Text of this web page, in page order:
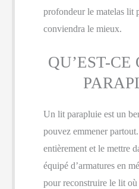
profondeur le matelas lit
conviendra le mieux.
QU’EST-
Un lit parapluie est un
pouvez emmener
entièrement et le mettre
équipé d’armatures en
pour reconstruire le lit